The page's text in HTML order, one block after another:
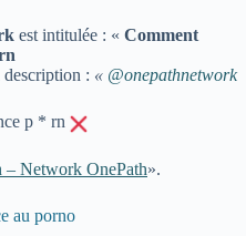
est intitulée : « Comment
description : « @onepathnetwork
p * rn
– Network OnePath».
au porno